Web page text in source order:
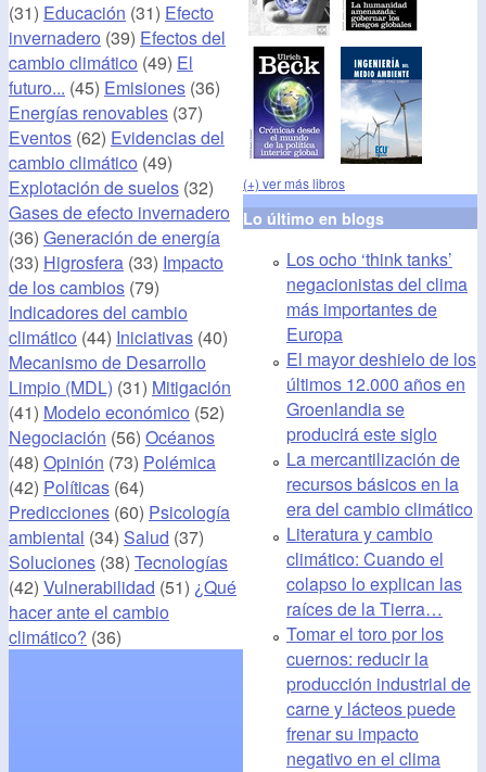
(31) Educación (31) Efecto
invernadero (39) Efectos del
cambio climático (49) El
futuro... (45) Emisiones (36)
Energías renovables (37)
Eventos (62) Evidencias del
cambio climático (49)
Explotación de suelos (32)
Gases de efecto invernadero
(36) Generación de energía
(33) Higrosfera (33) Impacto
de los cambios (79)
Indicadores del cambio
climático (44) Iniciativas (40)
Mecanismo de Desarrollo
Limpio (MDL) (31) Mitigación
(41) Modelo económico (52)
Negociación (56) Océanos
(48) Opinión (73) Polémica
(42) Políticas (64)
Predicciones (60) Psicología
ambiental (34) Salud (37)
Soluciones (38) Tecnologías
(42) Vulnerabilidad (51) ¿Qué
hacer ante el cambio
climático? (36)
(+) ver más libros
Lo último en blogs
Los ocho ‘think tanks’
negacionistas del clima
más importantes de
Europa
El mayor deshielo de los
últimos 12.000 años en
Groenlandia se
producirá este siglo
La mercantilización de
recursos básicos en la
era del cambio climático
Literatura y cambio
climático: Cuando el
colapso lo explican las
raíces de la Tierra…
Tomar el toro por los
cuernos: reducir la
producción industrial de
carne y lácteos puede
frenar su impacto
negativo en el clima